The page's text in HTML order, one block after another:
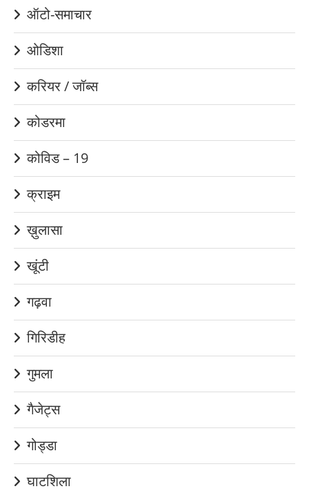
ऑटो-समाचार
ओडिशा
करियर / जॉब्स
कोडरमा
कोविड – 19
क्राइम
ख़ुलासा
खूंटी
गढ़वा
गिरिडीह
गुमला
गैजेट्स
गोड्डा
घाटशिला